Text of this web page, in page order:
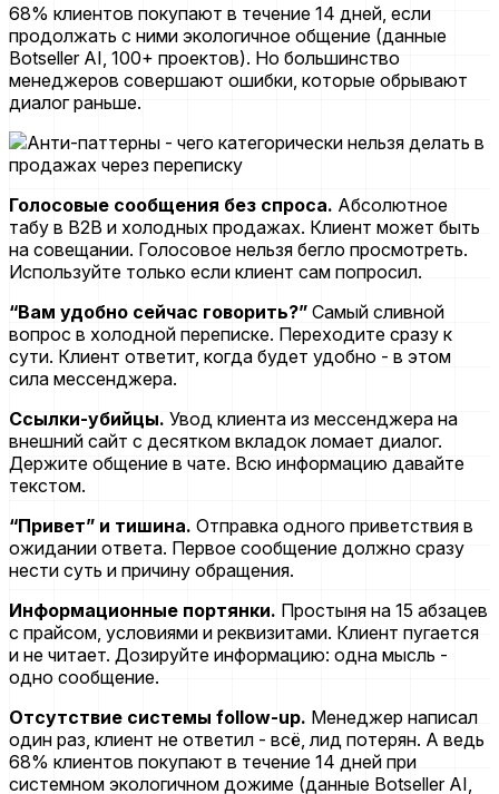
68% клиентов покупают в течение 14 дней, если
продолжать с ними экологичное общение (данные
Botseller AI, 100+ проектов). Но большинство
менеджеров совершают ошибки, которые обрывают
диалог раньше.
Голосовые сообщения без спроса. Абсолютное
табу в B2B и холодных продажах. Клиент может быть
на совещании. Голосовое нельзя бегло просмотреть.
Используйте только если клиент сам попросил.
“Вам удобно сейчас говорить?” Самый сливной
вопрос в холодной переписке. Переходите сразу к
сути. Клиент ответит, когда будет удобно - в этом
сила мессенджера.
Ссылки-убийцы. Увод клиента из мессенджера на
внешний сайт с десятком вкладок ломает диалог.
Держите общение в чате. Всю информацию давайте
текстом.
“Привет” и тишина. Отправка одного приветствия в
ожидании ответа. Первое сообщение должно сразу
нести суть и причину обращения.
Информационные портянки. Простыня на 15 абзацев
с прайсом, условиями и реквизитами. Клиент пугается
и не читает. Дозируйте информацию: одна мысль -
одно сообщение.
Отсутствие системы follow-up. Менеджер написал
один раз, клиент не ответил - всё, лид потерян. А ведь
68% клиентов покупают в течение 14 дней при
системном экологичном дожиме (данные Botseller AI,